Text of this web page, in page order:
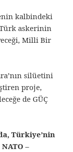
kalbindeki
askerinin
Milli Bir
silüetini
proje,
de GÜÇ
Türkiye’nin
–